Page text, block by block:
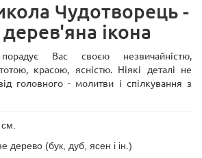
Чудотворець -
ікона
Вас своєю незвичайністю,
красою, ясністю. Ніякі деталі не
головного - молитви і спілкування з
см.
дерево (бук, дуб, ясен і ін.)